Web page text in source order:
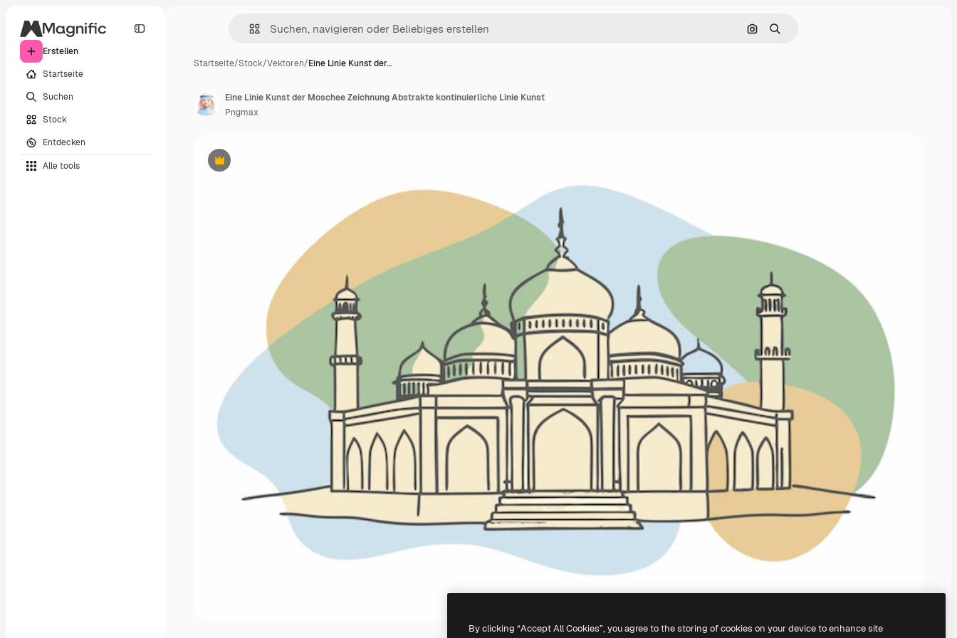
Erstellen
Startseite
Suchen
Stock
Entdecken
Alle tools
Nach Bild suchen
Suchen
Startseite/Stock/Vektoren/Eine Linie Kunst der…
Premium
Eine Linie Kunst der Moschee Zeichnung Abstrakte kontinuierliche Linie Kunst
Pngmax
By clicking “Accept All Cookies”, you agree to the storing of cookies on your device to enhance site